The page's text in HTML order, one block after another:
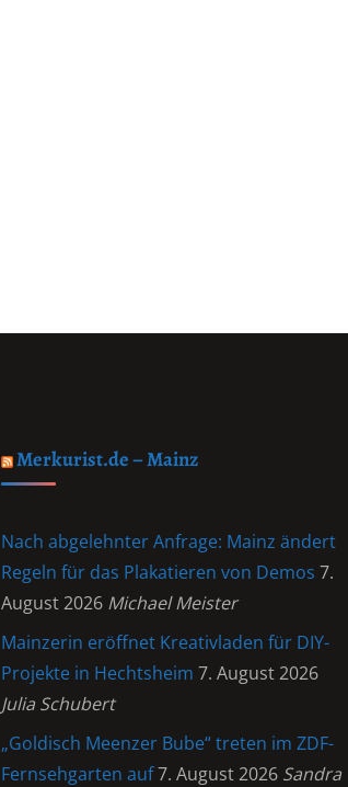
Merkurist.de – Mainz
Nach abgelehnter Anfrage: Mainz ändert
Regeln für das Plakatieren von Demos 7.
August 2026 Michael Meister
Mainzerin eröffnet Kreativladen für DIY-
Projekte in Hechtsheim 7. August 2026
Julia Schubert
„Goldisch Meenzer Bube“ treten im ZDF-
Fernsehgarten auf7. August 2026 Sandra